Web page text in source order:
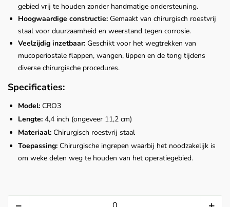
gebied vrij te houden zonder handmatige ondersteuning.
Hoogwaardige constructie: Gemaakt van chirurgisch roestvrij
staal voor duurzaamheid en weerstand tegen corrosie.
Veelzijdig inzetbaar: Geschikt voor het wegtrekken van
mucoperiostale flappen, wangen, lippen en de tong tijdens
diverse chirurgische procedures.
Specificaties:
Model: CRO3
Lengte: 4,4 inch (ongeveer 11,2 cm)
Materiaal: Chirurgisch roestvrij staal
Toepassing: Chirurgische ingrepen waarbij het noodzakelijk is
om weke delen weg te houden van het operatiegebied.